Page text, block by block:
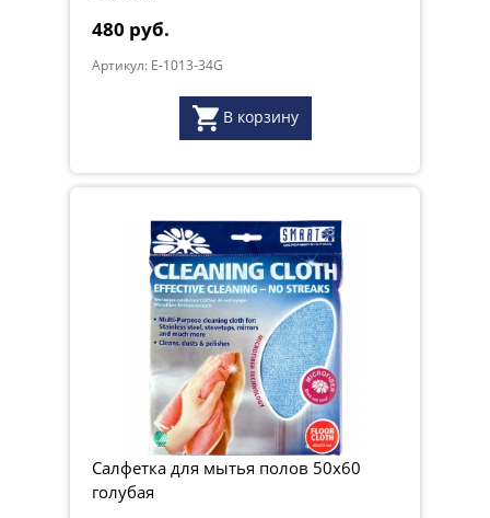
480 руб.
Артикул: E-1013-34G
В корзину
Салфетка для мытья полов 50x60
голубая